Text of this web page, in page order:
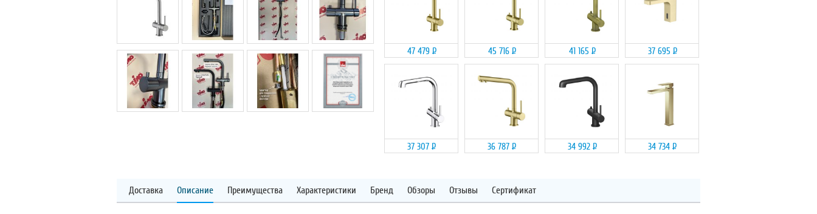
47 479 Р 45 716 Р 41 165 Р 37 695 Р
37 307 Р 36 787 Р 34 992 Р 34 734 Р
Доставка Описание Преимущества Характеристики Бренд Обзоры Отзывы Сертификат